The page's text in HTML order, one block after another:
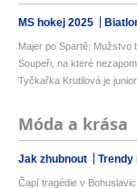
MS hokej 2025
Majer po Spartě: Mužstvo
Soupeři, na které
Tyčkařka Krutilová je
Móda a krása
Jak zhubnout Trendy
Čapí tragédie v